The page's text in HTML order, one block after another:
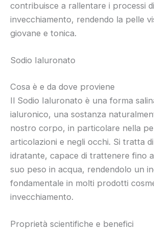
contribuisce a rallentare i processi di
invecchiamento, rendendo la pelle
giovane e tonica.
Sodio Ialuronato
Cosa è e da dove proviene
Il Sodio Ialuronato è una forma
ialuronico, una sostanza
nostro corpo, in particolare nella
articolazioni e negli occhi. Si tratta
idratante, capace di trattenere fino
suo peso in acqua, rendendolo un
fondamentale in molti prodotti
invecchiamento.
Proprietà scientifiche e benefici